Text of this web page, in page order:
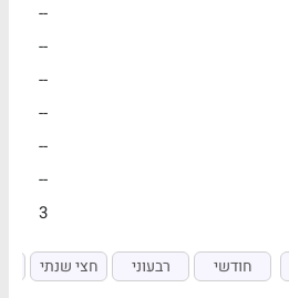
--
--
--
--
--
--
3
חודשי רבעוני חצי שנתי